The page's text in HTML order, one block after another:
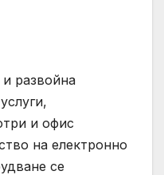
и развойна
и офис
на електронно
се